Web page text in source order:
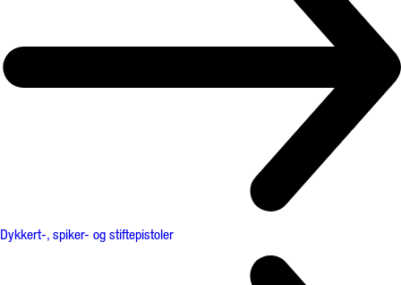
Dykkert-, spiker- og stiftepistoler